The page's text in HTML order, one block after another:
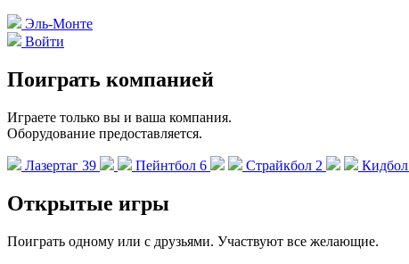
Эль-Монте
Войти
Поиграть компанией
Играете только вы и ваша компания.
Оборудование предоставляется.
Лазертаг 39 Пейнтбол 6 Страйкбол 2 Кидбол
Открытые игры
Поиграть одному или с друзьями. Участвуют все желающие.